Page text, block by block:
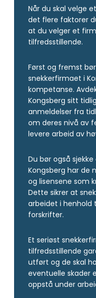
Når du skal velge
det flere faktorer
at du velger et
tilfredsstillende.
Først og fremst
snekkerfirmaet i
kompetanse.
Kongsberg sitt
anmeldelser fra
om deres nivå av
levere arbeid av
Du bør også
Kongsberg har de
og lisensene som
Dette sikrer at
arbeidet i henhold
forskrifter.
Et seriøst
tilfredsstillende
utført og de skal
eventuelle skader
oppstå under